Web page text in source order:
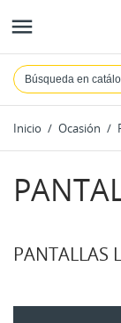

Inicio Ocasión
PANTALLAS